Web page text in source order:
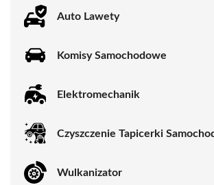
Auto Lawety
Komisy Samochodowe
Elektromechanik
Czyszczenie Tapicerki
Wulkanizator